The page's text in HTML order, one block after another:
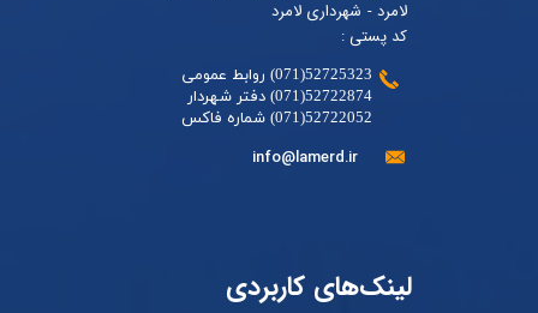
لامرد - شهرداری لامرد
کد پستی :
52725323(071) روابط عمومی
52722874(071) دفتر شهردار
52722052(071) شماره فاکس
info@lamerd.ir
لینک‌های کاربردی